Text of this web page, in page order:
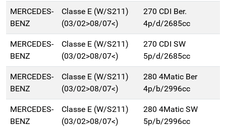
MERCEDES-
BENZ
Classe E (W/S211)
(03/02>08/07<)
270 CDI Ber.
4p/d/2685cc
MERCEDES-
BENZ
Classe E (W/S211)
(03/02>08/07<)
270 CDI SW
5p/d/2685cc
MERCEDES-
BENZ
Classe E (W/S211)
(03/02>08/07<)
280 4Matic Ber
4p/b/2996cc
MERCEDES-
BENZ
Classe E (W/S211)
(03/02>08/07<)
280 4Matic SW
5p/b/2996cc